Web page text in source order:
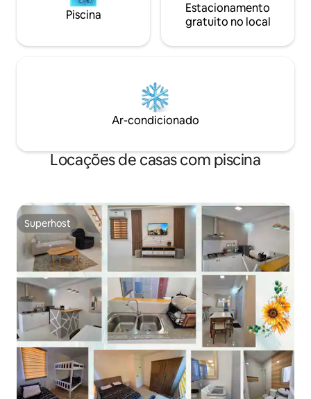
Piscina
Estacionamento
gratuito no local
Ar-condicionado
Locações de casas com piscina
Superhost
Superhost